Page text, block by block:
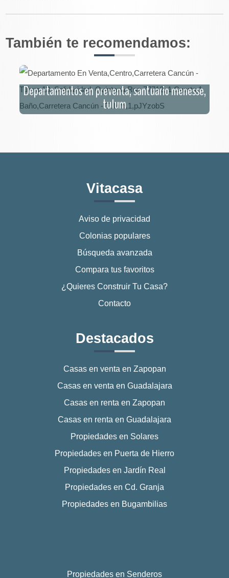
También te recomendamos:
Departamentos en preventa, santuario menesse,
tulum
Vitacasa
Aviso de privacidad
Colonias populares
Búsqueda avanzada
Compara tus favoritos
¿Quieres Construir Tu Casa?
Contacto
Destacados
Casas en venta en Zapopan
Casas en venta en Guadalajara
Casas en renta en Zapopan
Casas en renta en Guadalajara
Propiedades en Solares
Propiedades en Puerta de Hierro
Propiedades en Jardín Real
Propiedades en Cd. Granja
Propiedades en Bugambilias
Propiedades en Senderos